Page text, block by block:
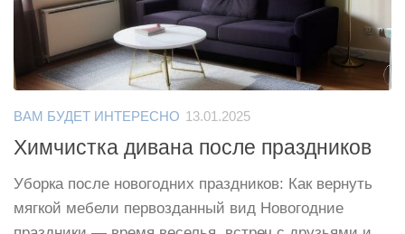
ВАМ БУДЕТ ИНТЕРЕСНО 13.01.2025
Химчистка дивана после праздников
Уборка после новогодних праздников: Как вернуть
мягкой мебели первозданный вид Новогодние